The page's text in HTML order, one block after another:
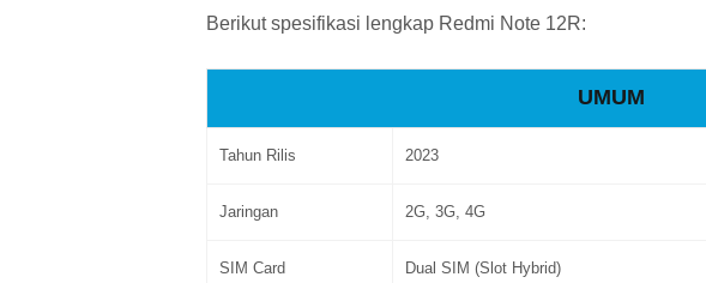
Berikut spesifikasi lengkap Redmi Note 12R:
UMUM
Tahun Rilis 2023
Jaringan 2G, 3G, 4G
SIM Card Dual SIM (Slot Hybrid)